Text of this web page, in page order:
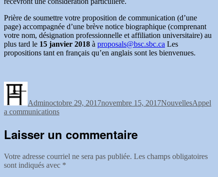
Prière de soumettre votre proposition de communication (d’une
page) accompagnée d’une brève notice biographique (comprenant
votre nom, désignation professionnelle et affiliation universitaire) au
plus tard le 15 janvier 2018 à proposals@bsc.sbc.ca Les
propositions tant en français qu’en anglais sont les bienvenues.
Adminoctobre 29, 2017novembre 15, 2017NouvellesAppel
a communications
Laisser un commentaire
Votre adresse courriel ne sera pas publiée. Les champs obligatoires
sont indiqués avec *